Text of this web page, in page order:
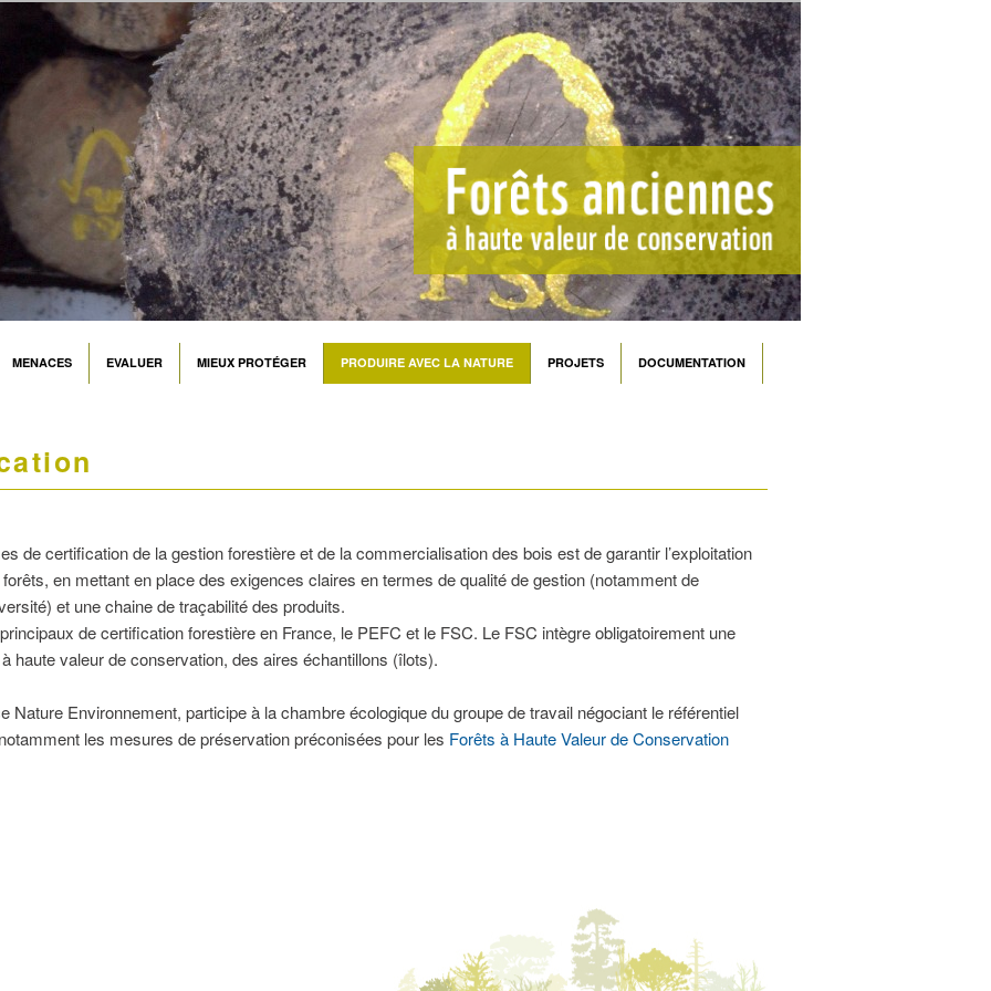
MENACES EVALUER MIEUX PROTÉGER PRODUIRE AVEC LA NATURE PROJETS DOCUMENTATION
de certification de la gestion forestière et de la commercialisation des bois est de garantir l’exploitation
en mettant en place des exigences claires en termes de qualité de gestion (notamment de
et une chaine de traçabilité des produits.
de certification forestière en France, le PEFC et le FSC. Le FSC intègre obligatoirement une
haute valeur de conservation, des aires échantillons (îlots).
Nature Environnement, participe à la chambre écologique du groupe de travail négociant le référentiel
les mesures de préservation préconisées pour les Forêts à Haute Valeur de Conservation